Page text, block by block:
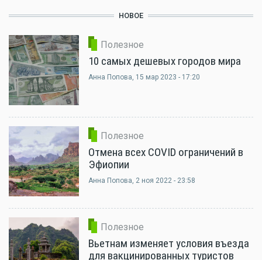
НОВОЕ
Полезное
10 самых дешевых городов мира
Анна Попова, 15 мар 2023 - 17:20
Полезное
Отмена всех COVID ограничений в
Эфиопии
Анна Попова, 2 ноя 2022 - 23:58
Полезное
Вьетнам изменяет условия въезда
для вакцинированных туристов